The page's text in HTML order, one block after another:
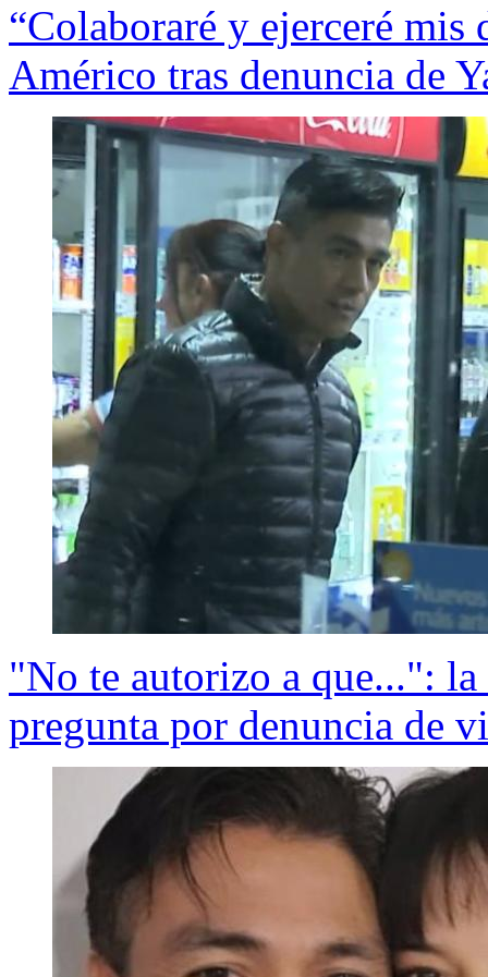
“Colaboraré y ejerceré mis
Américo tras denuncia de
"No te autorizo a que...":
pregunta por denuncia de